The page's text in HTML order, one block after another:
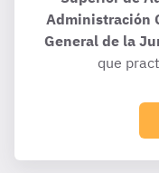
Administración
General de la
que